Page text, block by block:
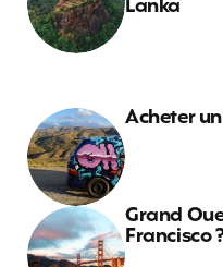
Lanka
Acheter
Grand
Francisco